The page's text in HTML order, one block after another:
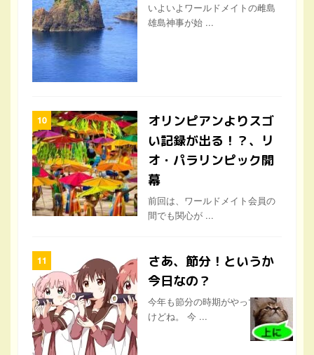
いよいよワールドメイトの雌島
雄島神事が始 ...
オリンピアンよりスゴ
い記録が出る！？、リ
オ・パラリンピック開
幕
前回は、ワールドメイト会員の
間でも関心が ...
さあ、節分！というか
今日なの？
今年も節分の時期がやってきた
けどね。 今 ...